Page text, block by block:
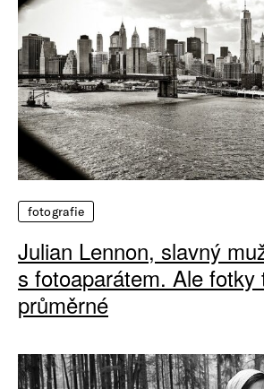
fotografie
Julian Lennon, slavný
s fotoaparátem. Ale fotky
průměrné